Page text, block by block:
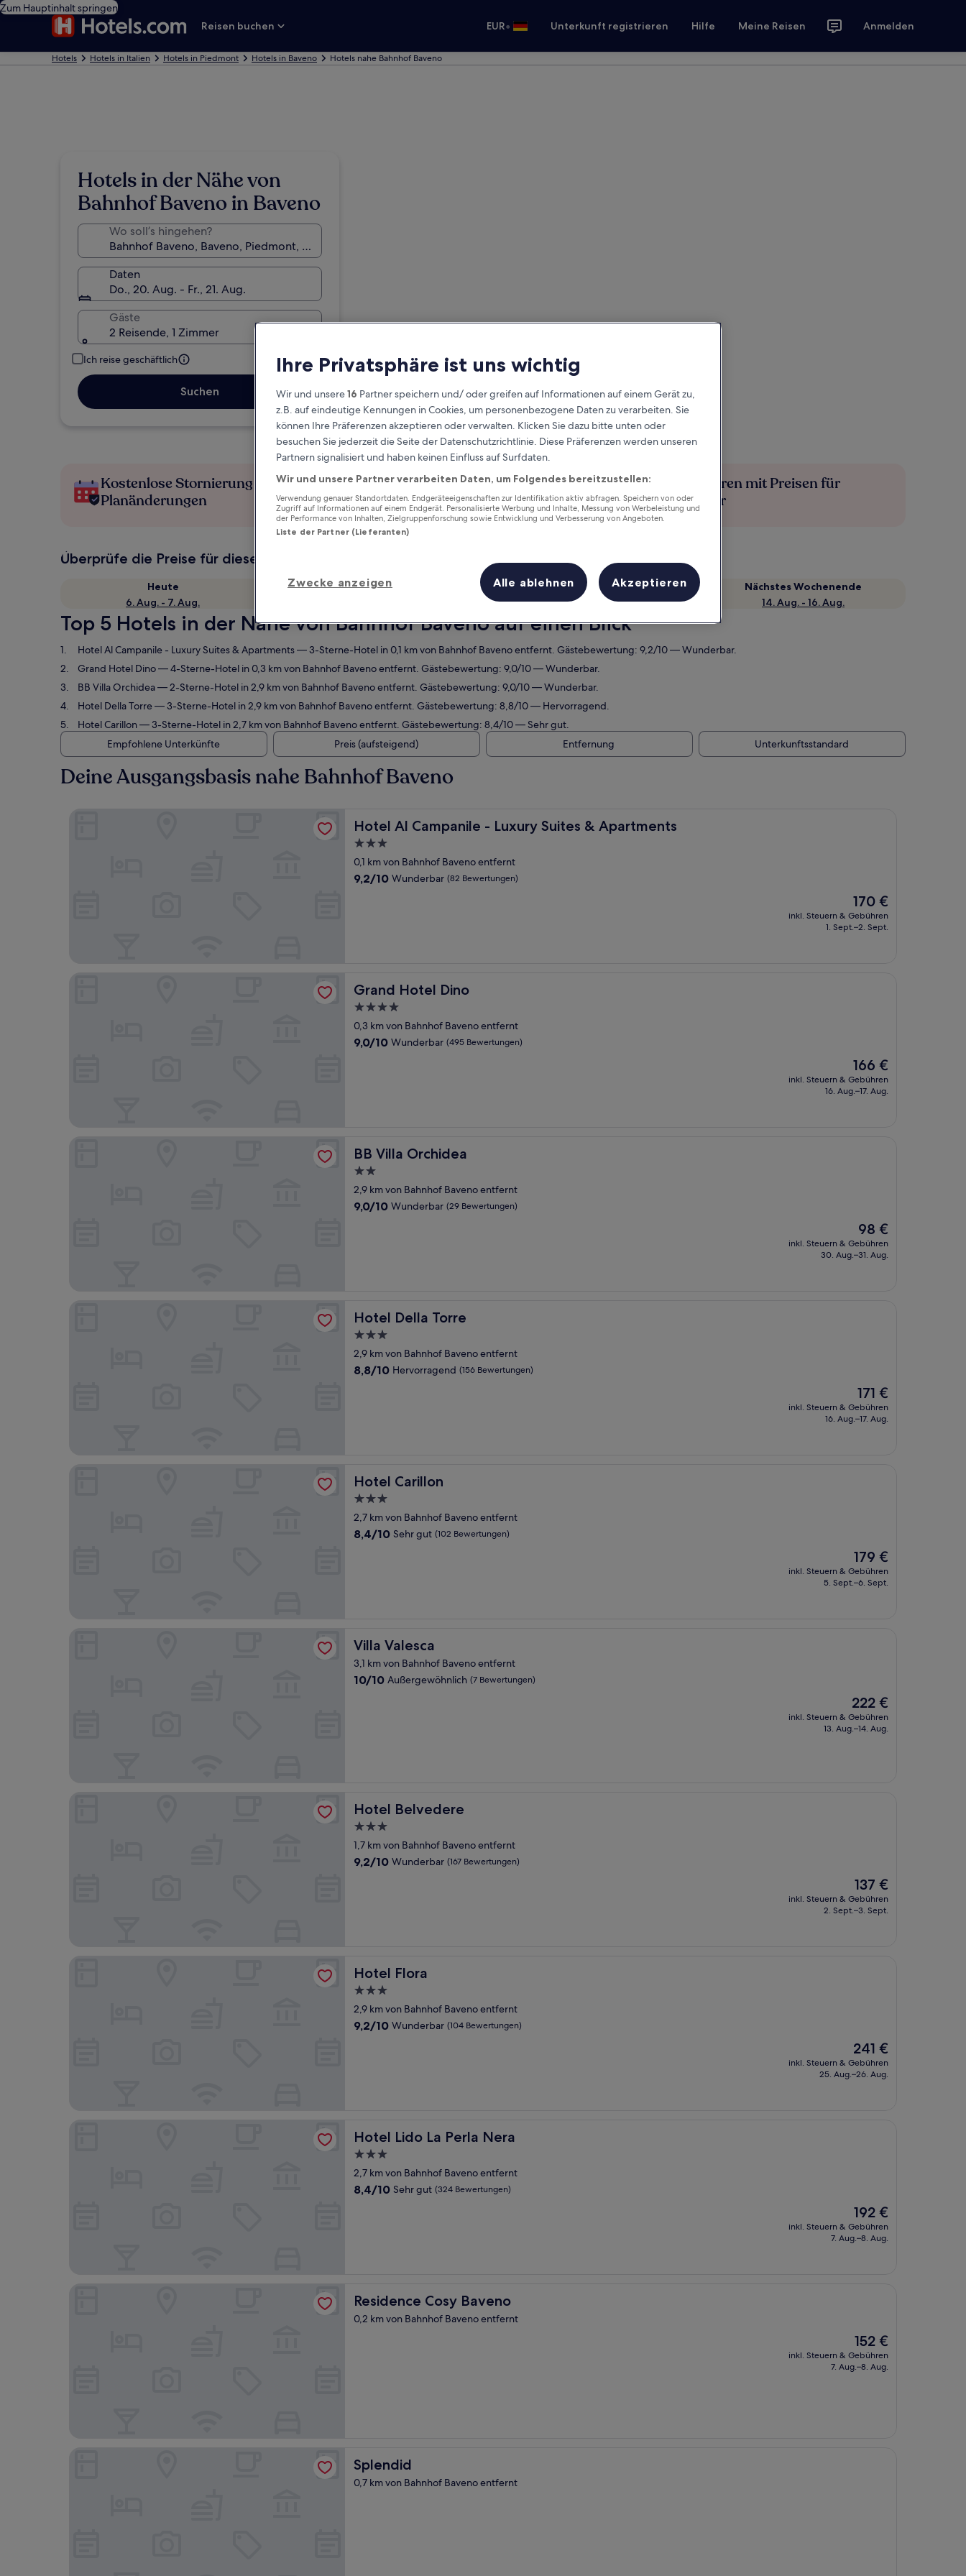
Zum Hauptinhalt springen
Reisen buchen
EUR• Unterkunft registrieren Hilfe Meine Reisen Anmelden
Hotels Hotels in Italien Hotels in Piedmont Hotels in Baveno Hotels nahe Bahnhof Baveno
Hotels in der Nähe von
Bahnhof Baveno in Baveno
Wo soll’s hingehen?
Daten
Do., 20. Aug. - Fr., 21. Aug.
Gäste
2 Reisende, 1 Zimmer
Ich reise geschäftlich
Suchen
Kostenlose Stornierung bei
Planänderungen
Verdiene Prämien für jede
wahrgenommene Übernachtung
Mehr sparen mit Preisen für
Mitglieder
Überprüfe die Preise für diese Daten
Heute
6. Aug. - 7. Aug.
Morgen
Dieses Wochenende
7. Aug. - 9. Aug.
Nächstes Wochenende
14. Aug. - 16. Aug.
Top 5 Hotels in der Nähe von Bahnhof Baveno auf einen Blick
Hotel Al Campanile - Luxury Suites & Apartments— 3-Sterne-Hotel in 0,1 km von Bahnhof Baveno entfernt. Gästebewertung: 9,2/10 — Wunderbar.
Grand Hotel Dino— 4-Sterne-Hotel in 0,3 km von Bahnhof Baveno entfernt. Gästebewertung: 9,0/10 — Wunderbar.
BB Villa Orchidea— 2-Sterne-Hotel in 2,9 km von Bahnhof Baveno entfernt. Gästebewertung: 9,0/10 — Wunderbar.
Hotel Della Torre— 3-Sterne-Hotel in 2,9 km von Bahnhof Baveno entfernt. Gästebewertung: 8,8/10 — Hervorragend.
Hotel Carillon— 3-Sterne-Hotel in 2,7 km von Bahnhof Baveno entfernt. Gästebewertung: 8,4/10 — Sehr gut.
Empfohlene Unterkünfte
Preis (aufsteigend) Entfernung Unterkunftsstandard
Deine Ausgangsbasis nahe Bahnhof Baveno
Hotel Al Campanile - Luxury Suites & Apartments
Hotel Al Campanile - Luxury Suites & Apartments
3.0-
Sterne-
Unterkunft
0,1 km von Bahnhof Baveno entfernt
9.2
9,2/10 Wunderbar (82 Bewertungen)
Der
Preis
beträgt
170 €
inkl. Steuern & Gebühren
1. Sept.–2. Sept.
Hotel Al Campanile - Luxury Suites & Apartments
Grand Hotel Dino
Grand Hotel Dino
4.0-
Sterne-
Unterkunft
0,3 km von Bahnhof Baveno entfernt
9.0
9,0/10 Wunderbar (495 Bewertungen)
Der
Preis
beträgt
166 €
inkl. Steuern & Gebühren
16. Aug.–17. Aug.
BB Villa Orchidea
BB Villa Orchidea
2.0-
Sterne-
Unterkunft
2,9 km von Bahnhof Baveno entfernt
9.0
9,0/10 Wunderbar (29 Bewertungen)
Der
Preis
beträgt
98 €
inkl. Steuern & Gebühren
30. Aug.–31. Aug.
Hotel Della Torre
Hotel Della Torre
3.0-
Sterne-
Unterkunft
2,9 km von Bahnhof Baveno entfernt
8.8
8,8/10 Hervorragend (156 Bewertungen)
Der
Preis
beträgt
171 €
inkl. Steuern & Gebühren
16. Aug.–17. Aug.
Hotel Carillon
Hotel Carillon
3.0-
Sterne-
Unterkunft
2,7 km von Bahnhof Baveno entfernt
8.4
8,4/10 Sehr gut (102 Bewertungen)
Der
Preis
beträgt
179 €
inkl. Steuern & Gebühren
5. Sept.–6. Sept.
Villa Valesca
Villa Valesca
3,1 km von Bahnhof Baveno entfernt
10.0
10/10 Außergewöhnlich (7 Bewertungen)
Der
Preis
beträgt
222 €
inkl. Steuern & Gebühren
13. Aug.–14. Aug.
Hotel Belvedere
Hotel Belvedere
3.0-
Sterne-
Unterkunft
1,7 km von Bahnhof Baveno entfernt
9.2
9,2/10 Wunderbar (167 Bewertungen)
Der
Preis
beträgt
137 €
inkl. Steuern & Gebühren
2. Sept.–3. Sept.
Hotel Flora
Hotel Flora
3.0-
Sterne-
Unterkunft
2,9 km von Bahnhof Baveno entfernt
9.2
9,2/10 Wunderbar (104 Bewertungen)
Der
Preis
beträgt
241 €
inkl. Steuern & Gebühren
25. Aug.–26. Aug.
Hotel Lido La Perla Nera
Hotel Lido La Perla Nera
3.0-
Sterne-
Unterkunft
2,7 km von Bahnhof Baveno entfernt
8.4
8,4/10 Sehr gut (324 Bewertungen)
Der
Preis
beträgt
192 €
inkl. Steuern & Gebühren
7. Aug.–8. Aug.
Residence Cosy Baveno
Residence Cosy Baveno
0,2 km von Bahnhof Baveno entfernt
Der
Preis
beträgt
152 €
inkl. Steuern & Gebühren
7. Aug.–8. Aug.
Splendid
Splendid
0,7 km von Bahnhof Baveno entfernt
Ihre Privatsphäre ist uns wichtig
Wir und unsere16 Partner speichern und/ oder greifen auf Informationen auf einem Gerät zu,
z.B. auf eindeutige Kennungen in Cookies, um personenbezogene Daten zu verarbeiten. Sie
können Ihre Präferenzen akzeptieren oder verwalten. Klicken Sie dazu bitte unten oder
besuchen Sie jederzeit die Seite der Datenschutzrichtlinie. Diese Präferenzen werden unseren
Partnern signalisiert und haben keinen Einfluss auf Surfdaten.
Wir und unsere Partner verarbeiten Daten, um Folgendes bereitzustellen:
Verwendung genauer Standortdaten. Endgeräteeigenschaften zur Identifikation aktiv abfragen. Speichern von oder
Zugriff auf Informationen auf einem Endgerät. Personalisierte Werbung und Inhalte, Messung von Werbeleistung und
der Performance von Inhalten, Zielgruppenforschung sowie Entwicklung und Verbesserung von Angeboten.
Liste der Partner (Lieferanten)
Zwecke anzeigen Alle ablehnen Akzeptieren